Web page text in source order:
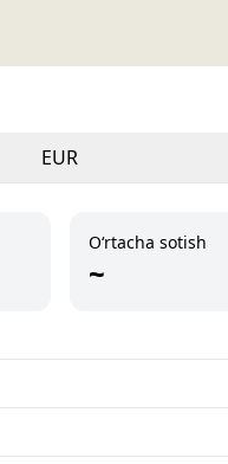
EUR
O‘rtacha sotish
~